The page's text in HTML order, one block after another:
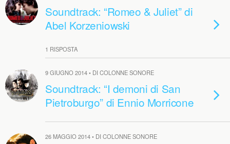
Soundtrack: “Romeo & Juliet” di
Abel Korzeniowski
1 RISPOSTA
9 GIUGNO 2014 • DI COLONNE SONORE
Soundtrack: “I demoni di San
Pietroburgo” di Ennio Morricone
26 MAGGIO 2014 • DI COLONNE SONORE